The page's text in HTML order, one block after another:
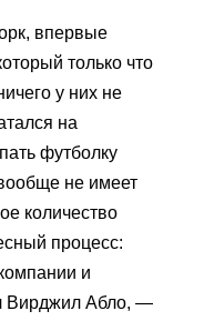
впервые
только что
у них не
на
футболку
не имеет
количество
процесс:
и
Вирджил Абло, —